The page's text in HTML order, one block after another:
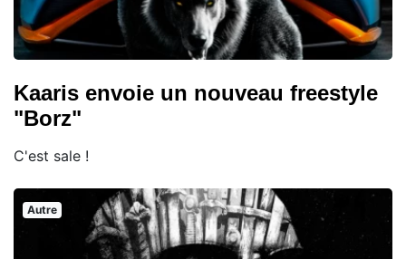
Kaaris envoie un nouveau freestyle
"Borz"
C'est sale !
Autre